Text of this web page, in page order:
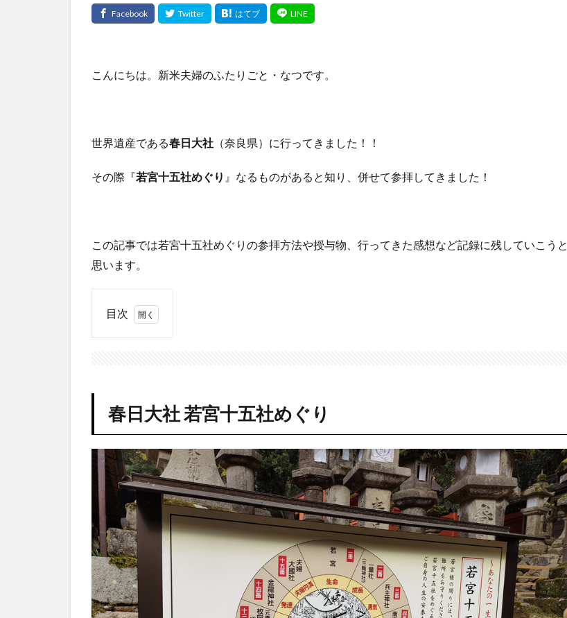
こんにちは。新米夫婦のふたりごと・なつです。
世界遺産である春日大社 （奈良県）に行ってきました！！
その際『若宮十五社めぐり 』なるものがあると知り、併せて参拝してきました！
この記事では若宮十五社めぐりの参拝方法や授与物、行ってきた感想など記録に残していこうと
思います。
目次
若
宮
十
五
1.1
若宮
十五
社め
ぐり
と
春日大社 若宮十五社めぐり